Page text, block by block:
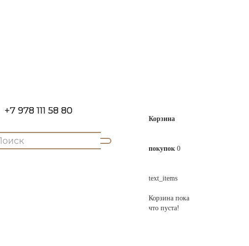
+7 978 111 58 80
Корзина
покупок 0
text_items
Корзина пока
что пуста!